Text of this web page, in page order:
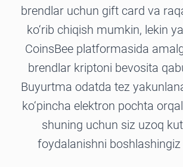
brendlar uchun gift card va
ko‘rib chiqish mumkin, lekin
CoinsBee platformasida
brendlar kriptoni bevosita
Buyurtma odatda tez
ko‘pincha elektron pochta
shuning uchun siz uzoq
foydalanishni